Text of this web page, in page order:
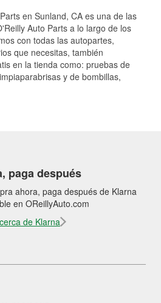
en Sunland, CA es una de las
Auto Parts a lo largo de los
con todas las autopartes,
que necesitas, también
en la tienda como: pruebas de
y de bombillas,
paga después
ahora, paga después de Klarna
en OReillyAuto.com
de Klarna